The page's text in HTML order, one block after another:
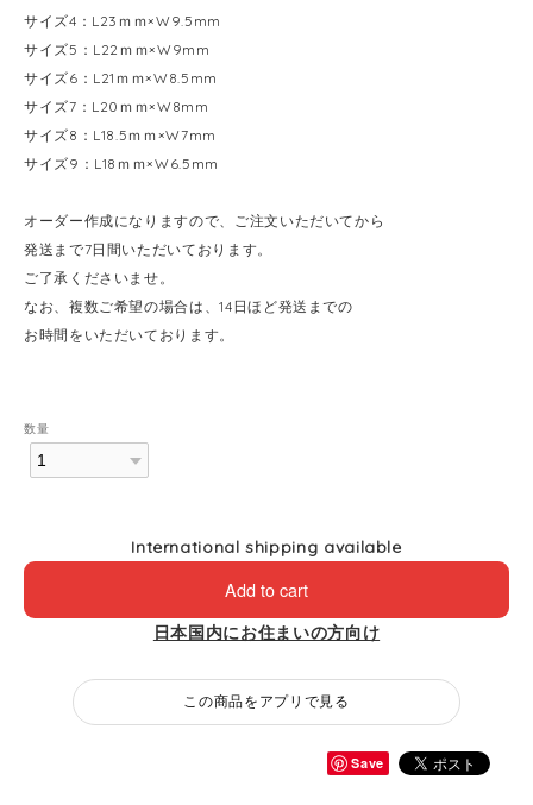
サイズ4：L23ｍｍ×W9.5mm
サイズ5：L22ｍｍ×W9mm
サイズ6：L21ｍｍ×W8.5mm
サイズ7：L20ｍｍ×W8mm
サイズ8：L18.5ｍｍ×W7mm
サイズ9：L18ｍｍ×W6.5mm
オーダー作成になりますので、ご注文いただいてから
発送まで7日間いただいております。
ご了承くださいませ。
なお、複数ご希望の場合は、14日ほど発送までの
お時間をいただいております。
数量
International shipping available
Add to cart
日本国内にお住まいの方向け
この商品をアプリで見る
Save